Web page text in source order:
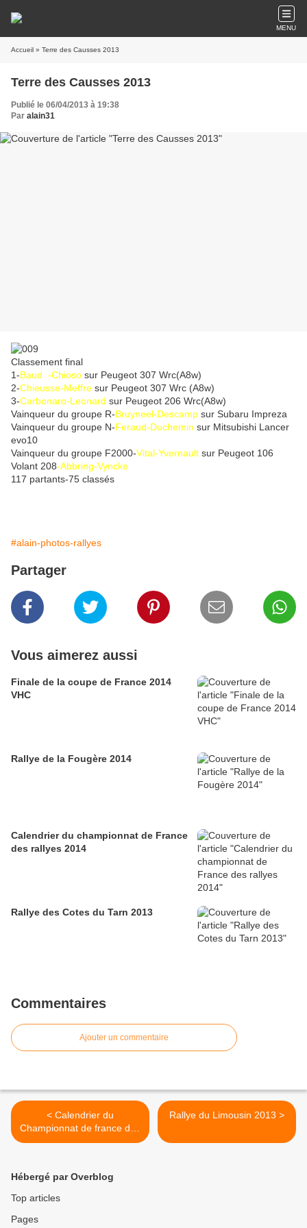
MENU
Accueil » Terre des Causses 2013
Terre des Causses 2013
Publié le 06/04/2013 à 19:38
Par alain31
Classement final
1-Baud -Chioso sur Peugeot 307 Wrc(A8w)
2-Chieusse-Meffre sur Peugeot 307 Wrc (A8w)
3-Carbonaro-Leonard sur Peugeot 206 Wrc(A8w)
Vainqueur du groupe R-Bruyneel-Descamp sur Subaru Impreza
Vainqueur du groupe N-Feraud-Duchemin sur Mitsubishi Lancer
evo10
Vainqueur du groupe F2000-Vital-Yvernault sur Peugeot 106
Volant 208-Abbring-Vyncke
117 partants-75 classés
#alain-photos-rallyes
Partager
Vous aimerez aussi
Finale de la coupe de France 2014
VHC
Rallye de la Fougère 2014
Calendrier du championnat de France
des rallyes 2014
Rallye des Cotes du Tarn 2013
Commentaires
Ajouter un commentaire
< Calendrier du
Championnat de france des
rallyes 2013
Rallye du Limousin 2013 >
Hébergé par Overblog
Top articles
Pages